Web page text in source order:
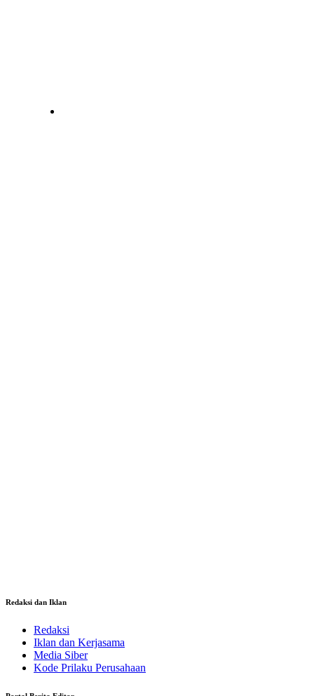
Redaksi dan Iklan
Redaksi
Iklan dan Kerjasama
Media Siber
Kode Prilaku Perusahaan